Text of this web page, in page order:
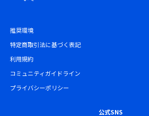
推奨環境
特定商取引法に基づく表記
利用規約
コミュニティガイドライン
プライバシーポリシー
公式SNS